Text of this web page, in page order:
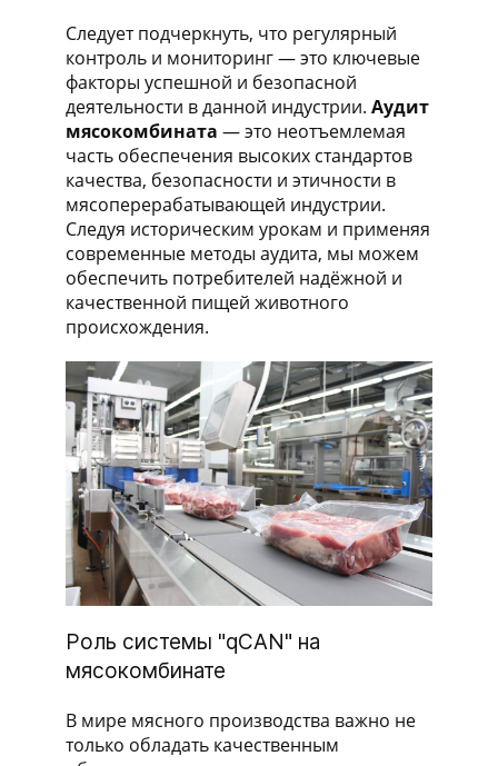
Следует подчеркнуть, что регулярный
контроль и мониторинг — это ключевые
факторы успешной и безопасной
деятельности в данной индустрии. Аудит
мясокомбината — это неотъемлемая
часть обеспечения высоких стандартов
качества, безопасности и этичности в
мясоперерабатывающей индустрии.
Следуя историческим урокам и применяя
современные методы аудита, мы можем
обеспечить потребителей надёжной и
качественной пищей животного
происхождения.
Роль системы "qCAN" на
мясокомбинате
В мире мясного производства важно не
только обладать качественным